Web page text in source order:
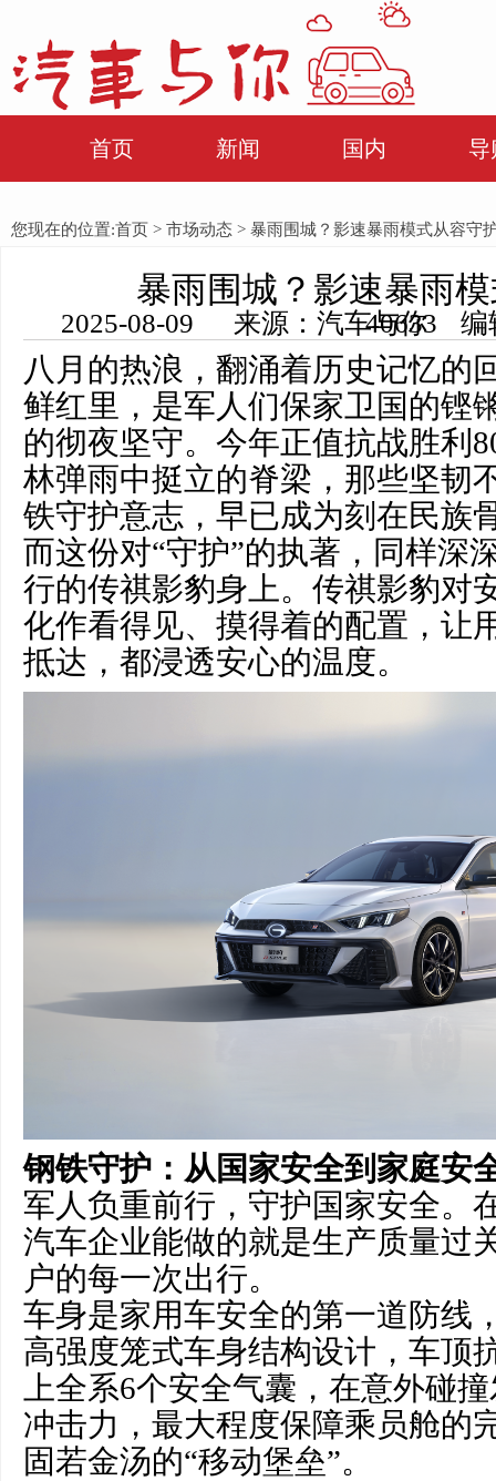
首页 新闻 国内 导
您现在的位置:首页 > 市场动态 > 暴雨围城？影速暴雨模式从容守
暴雨围城？影速暴雨
2025-08-09 来源：汽车与你 编辑：田田 浏览量： 40633
八月的热浪，翻涌着历史记忆的
鲜红里，是军人们保家卫国的铿
的彻夜坚守。今年正值抗战胜利
林弹雨中挺立的脊梁，那些坚韧
铁守护意志，早已成为刻在民族
而这份对“守护”的执著，同样深
行的传祺影豹身上。传祺影豹对
化作看得见、摸得着的配置，让
抵达，都浸透安心的温度。
钢铁守护：从国家安全到家庭安
军人负重前行，守护国家安全。
汽车企业能做的就是生产质量过
户的每一次出行。
车身是家用车安全的第一道防线
高强度笼式车身结构设计，车顶
上全系6个安全气囊，在意外碰
冲击力，最大程度保障乘员舱的
固若金汤的“移动堡垒”。